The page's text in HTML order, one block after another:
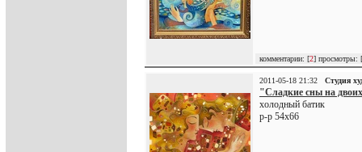
комментарии: [2] просмотры: [
2011-05-18 21:32 Студия
"Сладкие сны на
холодный батик
р-р 54х66